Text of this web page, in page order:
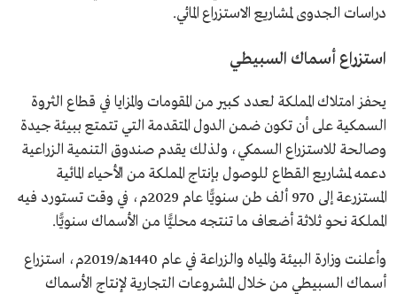
دراسات الجدوى لمشاريع الاستزراع المائي.
استزراع أسماك السبيطي
يحفز امتلاك المملكة لعدد كبير من المقومات والمزايا في قطاع الثروة
السمكية على أن تكون ضمن الدول المتقدمة التي تتمتع ببيئة جيدة
وصالحة للاستزراع السمكي، ولذلك يقدم صندوق التنمية الزراعية
دعمه لمشاريع القطاع للوصول بإنتاج المملكة من الأحياء المائية
المستزرعة إلى 970 ألف طن سنويًّا عام 2029م، في وقت تستورد فيه
المملكة نحو ثلاثة أضعاف ما تنتجه محليًّا من الأسماك سنويًّا.
وأعلنت وزارة البيئة والمياه والزراعة في عام 1440هـ/2019م، استزراع
أسماك السبيطي من خلال المشروعات التجارية لإنتاج الأسماك